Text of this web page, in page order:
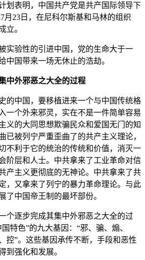
划表明，中国共产党是共产国际领导下
月23日，在尼科尔斯基和马林的组织
立。
实验性的引进中国，党的生命大于一
中国带来一场无休止的浩劫。
中外邪恶之大全的过程
的中国，要移植进来一个与中国传统格
一个外来邪灵，实在不是一件简单容易
义的大同思想欺骗民众和爱国无门的知
已被列宁严重歪曲了的共产主义理论，
不利于它的统治的传统和价值，消灭一
阶层和人士。中共拿来了工业革命对信
产主义更彻底的无神论。中共拿来了共
，又拿来了列宁的暴力革命理论。与此
了中国帝王制的最坏部份。
个逐步完成其集中外邪恶之大全的过
特色”的九大基因：“邪、骗、煽、
控”。这些基因承传不断，手段和恶性
到强化和发展。